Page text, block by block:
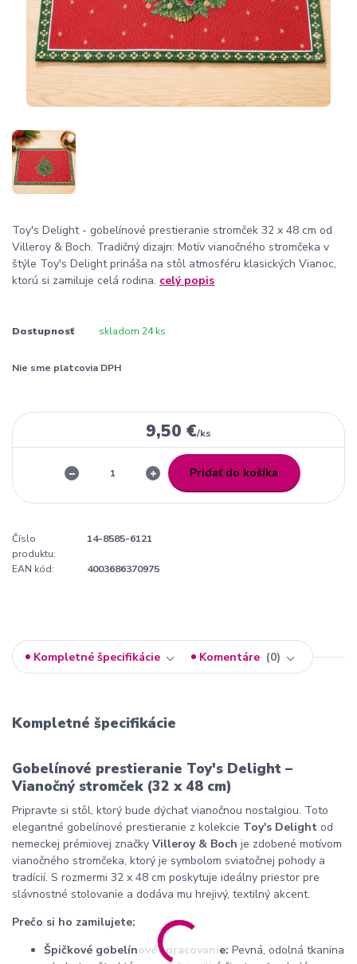
Toy's Delight - gobelínové prestieranie stromček 32 x 48 cm od
Villeroy & Boch. Tradičný dizajn: Motív vianočného stromčeka v
štýle Toy's Delight prináša na stôl atmosféru klasických Vianoc,
ktorú si zamiluje celá rodina. celý popis
Dostupnosť skladom 24 ks
Nie sme platcovia DPH
9,50 €/ks
Pridať do košíka
Číslo
produktu:
14-8585-6121
EAN kód: 4003686370975
Kompletné špecifikácie Komentáre 0
Kompletné špecifikácie
Gobelínové prestieranie Toy's Delight –
Vianočný stromček (32 x 48 cm)
Pripravte si stôl, ktorý bude dýchať vianočnou nostalgiou. Toto
elegantné gobelínové prestieranie z kolekcie Toy's Delight od
nemeckej prémiovej značky Villeroy & Boch je zdobené motívom
vianočného stromčeka, ktorý je symbolom sviatočnej pohody a
tradícií. S rozmermi 32 x 48 cm poskytuje ideálny priestor pre
slávnostné stolovanie a dodáva mu hrejivý, textilný akcent.
Prečo si ho zamilujete:
Špičkové gobelínové spracovanie: Pevná, odolná tkanina